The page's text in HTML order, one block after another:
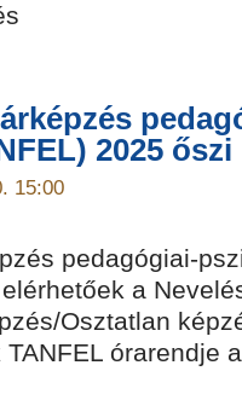
2025
15:00
pedagógiai-
a
Osztatlan
órarendje